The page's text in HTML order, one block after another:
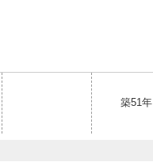
築51年